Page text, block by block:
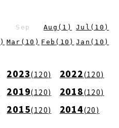
Sep Aug ( 1 ) Jul ( 10 )
) Mar ( 10 ) Feb ( 10 ) Jan ( 10 )
2023(120) 2022(120)
2019(120) 2018(120)
2015(120) 2014(20 )